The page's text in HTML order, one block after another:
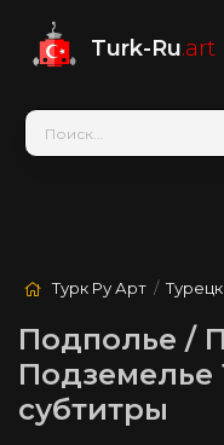
Turk-Ru.art
Турк Ру Арт /
Подполье /
Подземелье
субтитры